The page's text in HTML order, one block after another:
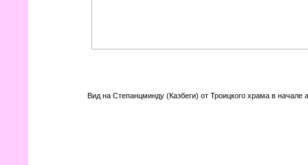
Вид на Степанцминду (Казбеги) от Троицкого храма в начале